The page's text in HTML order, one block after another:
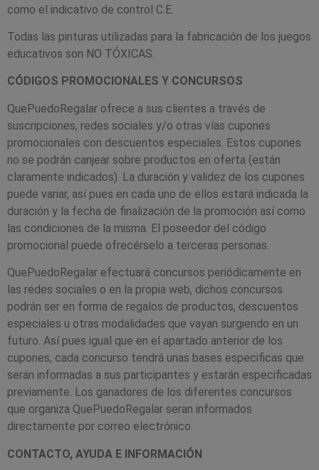
como el indicativo de control C.E.
Todas las pinturas utilizadas para la fabricación de los juegos
educativos son NO TÓXICAS.
CÓDIGOS PROMOCIONALES Y CONCURSOS
QuePuedoRegalar ofrece a sus clientes a través de
suscripciones, redes sociales y/o otras vías cupones
promocionales con descuentos especiales. Estos cupones
no se podrán canjear sobre productos en oferta (están
claramente indicados). La duración y validez de los cupones
puede variar, así pues en cada uno de ellos estará indicada la
duración y la fecha de finalización de la promoción así como
las condiciones de la misma. El poseedor del código
promocional puede ofrecérselo a terceras personas.
QuePuedoRegalar efectuará concursos periódicamente en
las redes sociales o en la propia web, dichos concursos
podrán ser en forma de regalos de productos, descuentos
especiales u otras modalidades que vayan surgiendo en un
futuro. Así pues igual que en el apartado anterior de los
cupones, cada concurso tendrá unas bases especificas que
serán informadas a sus participantes y estarán especificadas
previamente. Los ganadores de los diferentes concursos
que organiza QuePuedoRegalar seran informados
directamente por correo electrónico.
CONTACTO, AYUDA E INFORMACIÓN